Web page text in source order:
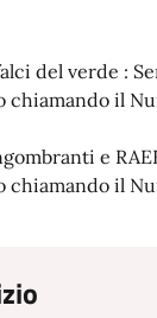
del verde :
il
e
il